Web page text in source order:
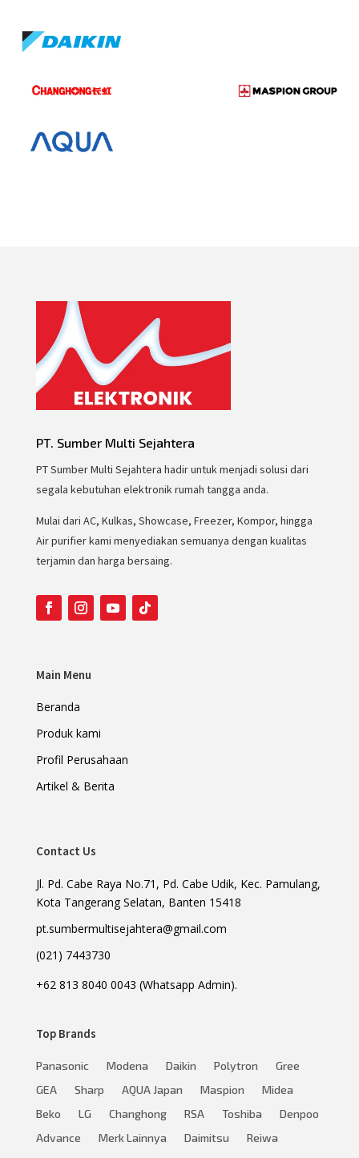
PT. Sumber Multi Sejahtera
PT Sumber Multi Sejahtera hadir untuk menjadi solusi dari
segala kebutuhan elektronik rumah tangga anda.
Mulai dari AC, Kulkas, Showcase, Freezer, Kompor, hingga
Air purifier kami menyediakan semuanya dengan kualitas
terjamin dan harga bersaing.
Main Menu
Beranda
Produk kami
Profil Perusahaan
Artikel & Berita
Contact Us
Jl. Pd. Cabe Raya No.71, Pd. Cabe Udik, Kec. Pamulang,
Kota Tangerang Selatan, Banten 15418
pt.sumbermultisejahtera@gmail.com
(021) 7443730
+62 813 8040 0043 (Whatsapp Admin).
Top Brands
Panasonic Modena Daikin Polytron
Gree
GEA
Sharp AQUA Japan Maspion
Midea
Beko
LG Changhong RSA Toshiba
Denpoo
Advance
Merk Lainnya Daimitsu
Reiwa